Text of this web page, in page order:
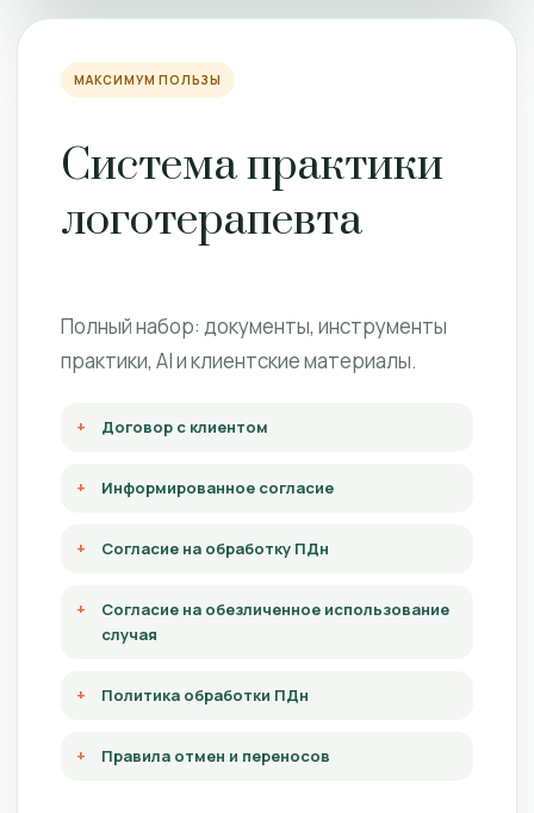
МАКСИМУМ ПОЛЬЗЫ
Система практики
логотерапевта
Полный набор: документы, инструменты
практики, AI и клиентские материалы.
Договор с клиентом
Информированное согласие
Согласие на обработку ПДн
Согласие на обезличенное использование
случая
Политика обработки ПДн
Правила отмен и переносов